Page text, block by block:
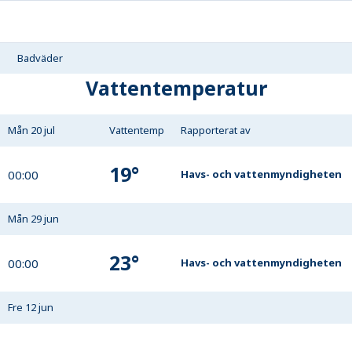
Badväder
Vattentemperatur
Mån 20 jul Vattentemp Rapporterat av
00:00 19° Havs- och vattenmyndigheten
Mån 29 jun
00:00 23° Havs- och vattenmyndigheten
Fre 12 jun